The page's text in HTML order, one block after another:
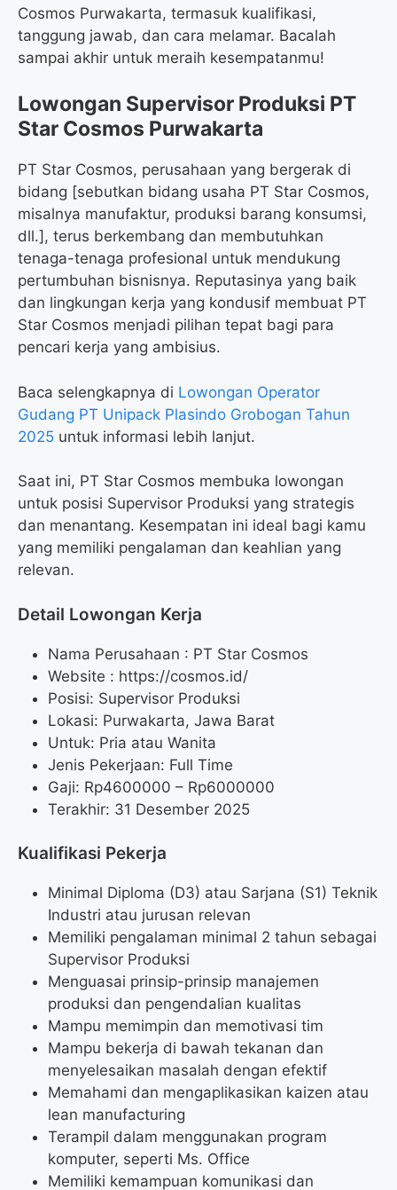
Cosmos Purwakarta, termasuk kualifikasi,
tanggung jawab, dan cara melamar. Bacalah
sampai akhir untuk meraih kesempatanmu!
Lowongan Supervisor Produksi PT
Star Cosmos Purwakarta
PT Star Cosmos, perusahaan yang bergerak di
bidang [sebutkan bidang usaha PT Star Cosmos,
misalnya manufaktur, produksi barang konsumsi,
dll.], terus berkembang dan membutuhkan
tenaga-tenaga profesional untuk mendukung
pertumbuhan bisnisnya. Reputasinya yang baik
dan lingkungan kerja yang kondusif membuat PT
Star Cosmos menjadi pilihan tepat bagi para
pencari kerja yang ambisius.
Baca selengkapnya di Lowongan Operator
Gudang PT Unipack Plasindo Grobogan Tahun
2025 untuk informasi lebih lanjut.
Saat ini, PT Star Cosmos membuka lowongan
untuk posisi Supervisor Produksi yang strategis
dan menantang. Kesempatan ini ideal bagi kamu
yang memiliki pengalaman dan keahlian yang
relevan.
Detail Lowongan Kerja
Nama Perusahaan : PT Star Cosmos
Website : https://cosmos.id/
Posisi: Supervisor Produksi
Lokasi: Purwakarta, Jawa Barat
Untuk: Pria atau Wanita
Jenis Pekerjaan: Full Time
Gaji: Rp4600000 – Rp6000000
Terakhir: 31 Desember 2025
Kualifikasi Pekerja
Minimal Diploma (D3) atau Sarjana (S1) Teknik
Industri atau jurusan relevan
Memiliki pengalaman minimal 2 tahun sebagai
Supervisor Produksi
Menguasai prinsip-prinsip manajemen
produksi dan pengendalian kualitas
Mampu memimpin dan memotivasi tim
Mampu bekerja di bawah tekanan dan
menyelesaikan masalah dengan efektif
Memahami dan mengaplikasikan kaizen atau
lean manufacturing
Terampil dalam menggunakan program
komputer, seperti Ms. Office
Memiliki kemampuan komunikasi dan